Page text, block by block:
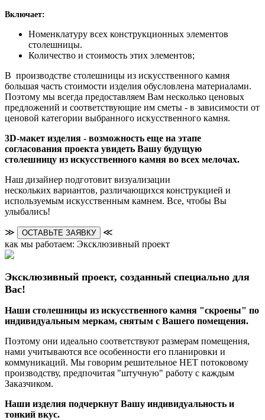
Включает:
Номенклатуру всех конструкционных элементов
столешницы.
Количество и стоимость этих элементов;
В производстве столешницы из искусственного камня
большая часть стоимости изделия обусловлена материалами.
Поэтому мы всегда предоставляем Вам несколько ценовых
предложений и соответствующие им сметы - в зависимости от
ценовой категории выбранного искусственного камня.
3D-макет изделия - возможность еще на этапе
согласования проекта увидеть Вашу будущую
столешницу из искусственного камня во всех мелочах.
Наш дизайнер подготовит визуализации
нескольких вариантов, различающихся конструкцией и
используемым искусственным камнем. Все, чтобы Вы
улыбались!
≫ ОСТАВЬТЕ ЗАЯВКУ
≪
как мы работаем: Эксклюзивный проект
Эксклюзивный проект, созданный специально для
Вас!
Наши столешницы из искусственного камня "скроены" по
индивидуальным меркам, снятым с Вашего помещения.
Поэтому они идеально соответствуют размерам помещения,
нами учитываются все особенности его планировки и
коммуникаций. Мы говорим решительное НЕТ потоковому
производству, предпочитая "штучную" работу с каждым
Заказчиком.
Наши изделия подчеркнут Вашу индивидуальность и
тонкий вкус.